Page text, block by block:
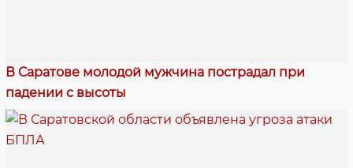
В Саратове молодой мужчина пострадал при
падении с высоты